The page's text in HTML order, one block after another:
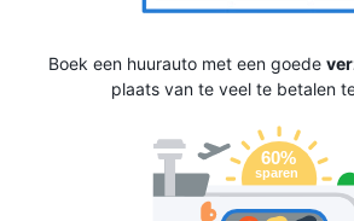
Boek een huurauto met een goede
plaats van te veel te betalen